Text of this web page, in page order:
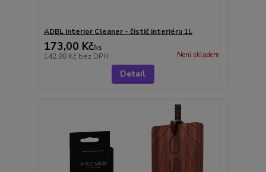
ADBL Interior Cleaner - čistič interiéru 1L
173,00 Kč/ks
142,98 Kč bez DPH Není skladem
Detail